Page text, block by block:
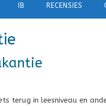
IB RECENSIES
terug in leesniveau en